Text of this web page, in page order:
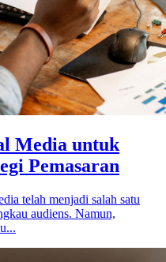
Media untuk
Pemasaran
telah menjadi salah satu
audiens. Namun,